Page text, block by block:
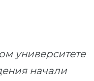
университете
начали